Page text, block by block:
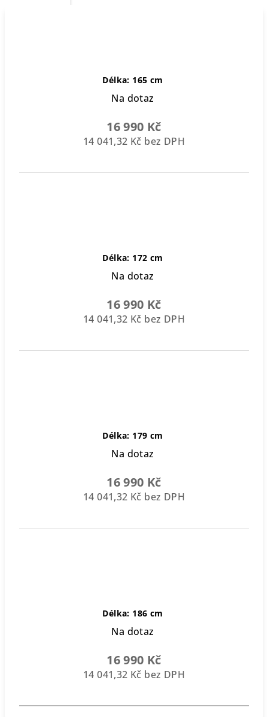
Délka: 165 cm
Na dotaz
16 990 Kč
14 041,32 Kč bez DPH
Délka: 172 cm
Na dotaz
16 990 Kč
14 041,32 Kč bez DPH
Délka: 179 cm
Na dotaz
16 990 Kč
14 041,32 Kč bez DPH
Délka: 186 cm
Na dotaz
16 990 Kč
14 041,32 Kč bez DPH